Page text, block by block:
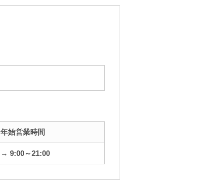
年始営業時間
→ 9:00～21:00